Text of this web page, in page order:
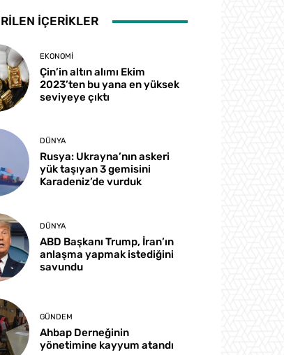
İÇERİKLER
EKONOMI
Çin’in altın alımı Ekim
2023’ten bu yana en yüksek
seviyeye çıktı
DÜNYA
Rusya: Ukrayna’nın askeri
yük taşıyan 3 gemisini
Karadeniz’de vurduk
DÜNYA
ABD Başkanı Trump, İran’ın
anlaşma yapmak istediğini
savundu
GÜNDEM
Ahbap Derneğinin
yönetimine kayyum atandı